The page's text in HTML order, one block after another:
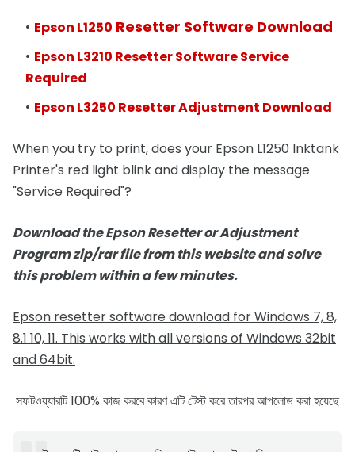
Epson L1250 Resetter Software Download
Epson L3210 Resetter Software Service
Required
Epson L3250 Resetter Adjustment Download
When you try to print, does your Epson L1250 Inktank
Printer's red light blink and display the message
"Service Required"?
Download the Epson Resetter or Adjustment
Program zip/rar file from this website and solve
this problem within a few minutes.
Epson resetter software download for Windows 7, 8,
8.1 10, 11. This works with all versions of Windows 32bit
and 64bit.
সফটওয়্যারটি 100% কাজ করবে কারণ এটি টেস্ট করে তারপর আপলোড করা হয়েছে